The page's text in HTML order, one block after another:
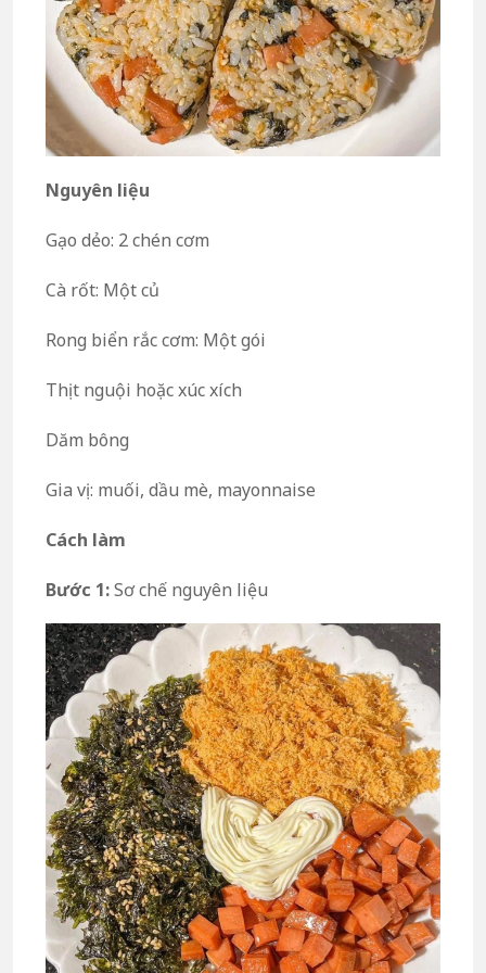
Nguyên liệu
Gạo dẻo: 2 chén cơm
Cà rốt: Một củ
Rong biển rắc cơm: Một gói
Thịt nguội hoặc xúc xích
Dăm bông
Gia vị: muối, dầu mè, mayonnaise
Cách làm
Bước 1:Sơ chế nguyên liệu